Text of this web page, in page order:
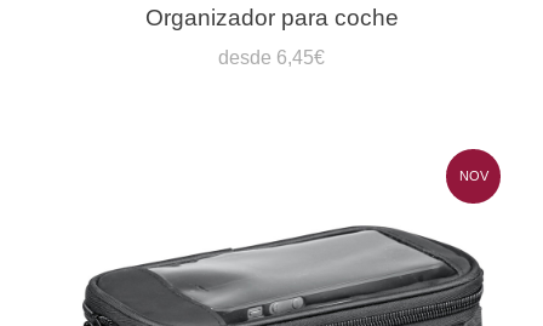
Organizador para coche
desde 6,45€
NOV